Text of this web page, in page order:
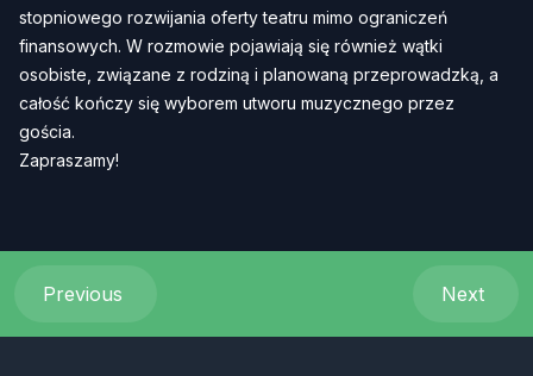
stopniowego rozwijania oferty teatru mimo ograniczeń
finansowych. W rozmowie pojawiają się również wątki
osobiste, związane z rodziną i planowaną przeprowadzką, a
całość kończy się wyborem utworu muzycznego przez
gościa.
Zapraszamy!
Previous Next